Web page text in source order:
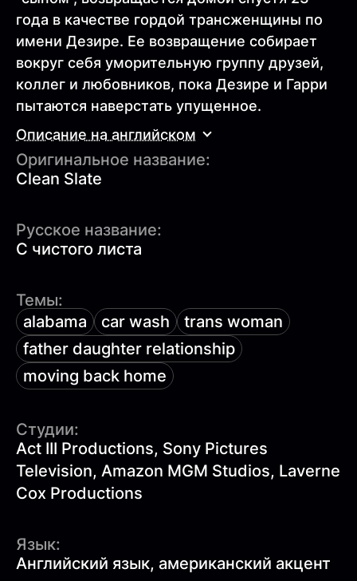
года в качестве гордой трансженщины по
имени Дезире. Ее возвращение собирает
вокруг себя уморительную группу друзей,
коллег и любовников, пока Дезире и Гарри
пытаются наверстать упущенное.
Описание на английском
Оригинальное название:
Clean Slate
Русское название:
С чистого листа
Темы:
alabama
car wash
trans woman
father daughter relationship
moving back home
Студии:
Act III Productions, Sony Pictures
Television, Amazon MGM Studios, Laverne
Cox Productions
Язык:
Английский язык, американский акцент